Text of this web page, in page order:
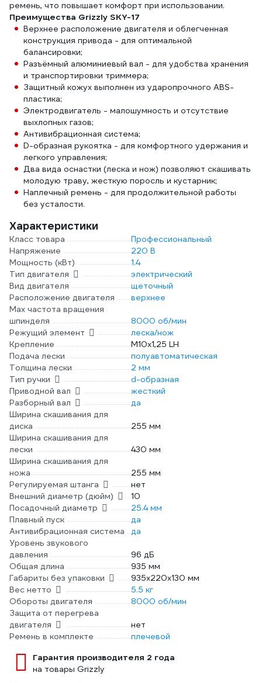
ремень, что повышает комфорт при использовании.
Преимущества Grizzly SKY-17
Верхнее расположение двигателя и облегченная
конструкция привода - для оптимальной
балансировки;
Разъёмный алюминиевый вал - для удобства хранения
и транспортировки триммера;
Защитный кожух выполнен из ударопрочного ABS-
пластика;
Электродвигатель - малошумность и отсутствие
выхлопных газов;
Антивибрационная система;
D-образная рукоятка - для комфортного удержания и
легкого управления;
Два вида оснастки (леска и нож) позволяют скашивать
молодую траву, жесткую поросль и кустарник;
Наплечный ремень - для продолжительной работы
без усталости.
Характеристики
Класс товара
Профессиональный
Напряжение
220 В
Мощность (кВт)
1.4
Тип двигателя
электрический
Вид двигателя
щеточный
Расположение двигателя
верхнее
Max частота вращения
шпинделя
8000 об/мин
Режущий элемент
леска/нож
Крепление
М10х1,25 LH
Подача лески
полуавтоматическая
Толщина лески
2 мм
Тип ручки
d-образная
Приводной вал
жесткий
Разборный вал
да
Ширина скашивания для
диска
255 мм
Ширина скашивания для
лески
430 мм
Ширина скашивания для
ножа
255 мм
Регулируемая штанга
нет
Внешний диаметр (дюйм)
10
Посадочный диаметр
25.4 мм
Плавный пуск
да
Антивибрационная система
да
Уровень звукового
давления
96 дБ
Общая длина
935 мм
Габариты без упаковки
935х220х130 мм
Вес нетто
5.5 кг
Обороты двигателя
8000 об/мин
Защита от перегрева
двигателя
нет
Ремень в комплекте
плечевой
Гарантия производителя 2 года
на товары Grizzly